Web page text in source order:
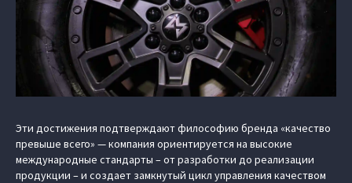
Эти достижения подтверждают философию бренда «качество
превыше всего» — компания ориентируется на высокие
международные стандарты – от разработки до реализации
продукции – и создает замкнутый цикл управления качеством